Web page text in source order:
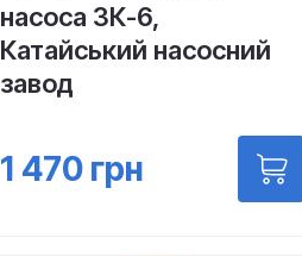
насоса 3К-6,
Катайський насосний
завод
1 470грн